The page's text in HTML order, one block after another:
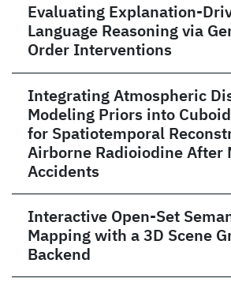
Evaluating Explanation-
Language Reasoning via
Order Interventions
Integrating Atmospheric
Modeling Priors into
for Spatiotemporal
Airborne Radioiodine After
Accidents
Interactive Open-Set
Mapping with a 3D Scene
Backend